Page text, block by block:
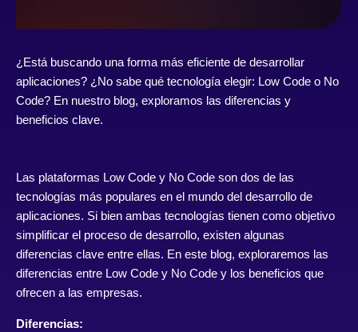
¿Está buscando una forma más eficiente de desarrollar
aplicaciones? ¿No sabe qué tecnología elegir: Low Code o No
Code? En nuestro blog, exploramos las diferencias y
beneficios clave.
Las plataformas Low Code y No Code son dos de las
tecnologías más populares en el mundo del desarrollo de
aplicaciones. Si bien ambas tecnologías tienen como objetivo
simplificar el proceso de desarrollo, existen algunas
diferencias clave entre ellas. En este blog, exploraremos las
diferencias entre Low Code y No Code y los beneficios que
ofrecen a las empresas.
Diferencias: